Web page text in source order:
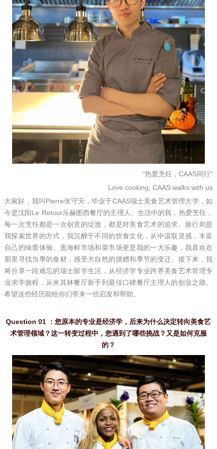
“热爱烹饪，CAAS同行”
Love cooking, CAAS walks with us
大家好，我叫Pierre张守天，毕业于CAAS瑞士美食艺术管理大学，如
今是沈阳Le Retour乐赫图西餐厅的主理人。 生活中的我，热爱烹饪，
每一次烹饪都是一次创意的绽放，都是对美食艺术的追求。旅行则是
我探索世界的方式，我沉醉于不同的饮食文化，从中汲取灵感，丰富
自己的味蕾体验。逛海鲜市场和菜市场更是我的一大乐趣，我喜欢在
那里寻找当季的食材，感受大自然的馈赠和季节的变迁。 接下来，我
将分享一段难忘的瑞士留学生活，从经济学专业跨界美食艺术管理专
业求学旅程，从米其林餐厅新手到最佳口碑餐厅主理人的创业之路。
希望这些经历能给你们带来一些启发和帮助。
Question 01 ：您原本的专业是经济学，后来为什么决定转向美食艺
术管理领域？这一转变过程中，您遇到了哪些挑战？又是如何克服
的？